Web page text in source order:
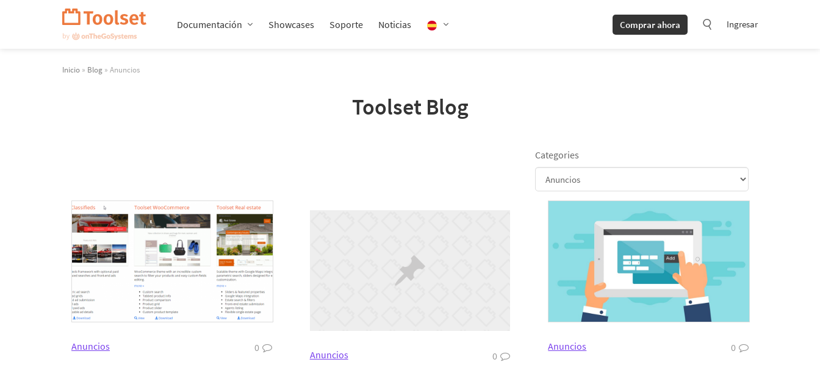
Documentación Showcases Soporte Noticias Comprar ahora Ingresar
Inicio » Blog » Anuncios
Toolset Blog
Categories
Anuncios 0
Anuncios 0
Anuncios 0